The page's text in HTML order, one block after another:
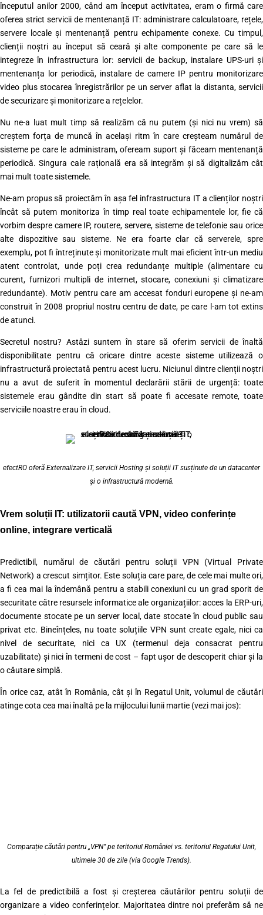
începutul anilor 2000, când am început activitatea, eram o firmă care
oferea strict servicii de mentenanță IT: administrare calculatoare, rețele,
servere locale și mentenanță pentru echipamente conexe. Cu timpul,
clienții noștri au început să ceară și alte componente pe care să le
integreze în infrastructura lor: servicii de backup, instalare UPS-uri și
mentenanța lor periodică, instalare de camere IP pentru monitorizare
video plus stocarea înregistrărilor pe un server aflat la distanta, servicii
de securizare și monitorizare a rețelelor.
Nu ne-a luat mult timp să realizăm că nu putem (și nici nu vrem) să
creștem forța de muncă în același ritm în care creșteam numărul de
sisteme pe care le administram, ofeream suport și făceam mentenanță
periodică. Singura cale rațională era să integrăm și să digitalizăm cât
mai mult toate sistemele.
Ne-am propus să proiectăm în așa fel infrastructura IT a clienților noștri
încât să putem monitoriza în timp real toate echipamentele lor, fie că
vorbim despre camere IP, routere, servere, sisteme de telefonie sau orice
alte dispozitive sau sisteme. Ne era foarte clar că serverele, spre
exemplu, pot fi întreținute și monitorizate mult mai eficient într-un mediu
atent controlat, unde poți crea redundanțe multiple (alimentare cu
curent, furnizori multipli de internet, stocare, conexiuni și climatizare
redundante). Motiv pentru care am accesat fonduri europene și ne-am
construit în 2008 propriul nostru centru de date, pe care l-am tot extins
de atunci.
Secretul nostru? Astăzi suntem în stare să oferim servicii de înaltă
disponibilitate pentru că oricare dintre aceste sisteme utilizează o
infrastructură proiectată pentru acest lucru. Niciunul dintre clienții noștri
nu a avut de suferit în momentul declarării stării de urgență: toate
sistemele erau gândite din start să poate fi accesate remote, toate
serviciile noastre erau în cloud.
efectRO oferă Externalizare IT, servicii Hosting și soluții IT susținute de un datacenter
și o infrastructură modernă.
Vrem soluții IT: utilizatorii caută VPN, video conferințe
online, integrare verticală
Predictibil, numărul de căutări pentru soluții VPN (Virtual Private
Network) a crescut simțitor. Este soluția care pare, de cele mai multe ori,
a fi cea mai la îndemână pentru a stabili conexiuni cu un grad sporit de
securitate către resursele informatice ale organizațiilor: acces la ERP-uri,
documente stocate pe un server local, date stocate în cloud public sau
privat etc. Bineînțeles, nu toate soluțiile VPN sunt create egale, nici ca
nivel de securitate, nici ca UX (termenul deja consacrat pentru
uzabilitate) și nici în termeni de cost – fapt ușor de descoperit chiar și la
o căutare simplă.
În orice caz, atât în România, cât și în Regatul Unit, volumul de căutări
atinge cota cea mai înaltă pe la mijlocului lunii martie (vezi mai jos):
Comparație căutări pentru „VPN” pe teritoriul României vs. teritoriul Regatului Unit,
ultimele 30 de zile (via Google Trends).
La fel de predictibilă a fost și creșterea căutărilor pentru soluții de
organizare a video conferințelor. Majoritatea dintre noi preferăm să ne